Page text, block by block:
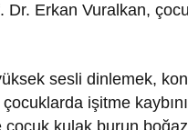
Dr. Erkan Vuralkan,
sesli dinlemek,
işitme